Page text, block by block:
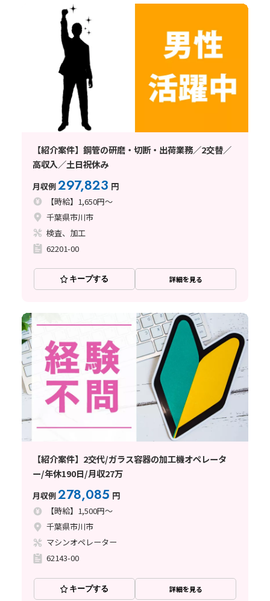
【紹介案件】鋼管の研磨・切断・出荷業務／2交替／
高収入／土日祝休み
月収例297,823 円
【時給】1,650円～
千葉県市川市
検査、加工
62201-00
キープする 詳細を見る
【紹介案件】2交代/ガラス容器の加工機オペレータ
ー/年休190日/月収27万
月収例278,085 円
【時給】1,500円～
千葉県市川市
マシンオペレーター
62143-00
キープする 詳細を見る